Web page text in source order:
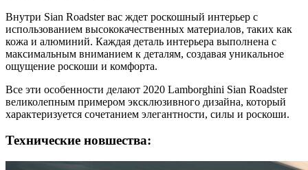
Внутри Sian Roadster вас ждет роскошный интерьер с
использованием высококачественных материалов, таких как
кожа и алюминий. Каждая деталь интерьера выполнена с
максимальным вниманием к деталям, создавая уникальное
ощущение роскоши и комфорта.
Все эти особенности делают 2020 Lamborghini Sian Roadster
великолепным примером эксклюзивного дизайна, который
характеризуется сочетанием элегантности, силы и роскоши.
Технические новшества: